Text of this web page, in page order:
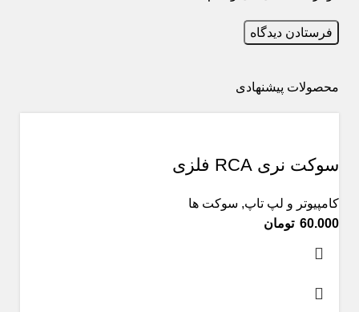
محصولات پیشنهادی
سوکت نری RCA فلزی
کامپیوتر و لپ تاپ, سوکت ها
تومان